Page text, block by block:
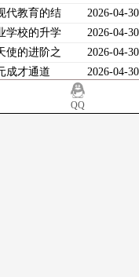
2026-04-30
代教育的结
2026-04-30
学校的升学
2026-04-30
使的进阶之
2026-04-30
成才通道
QQ